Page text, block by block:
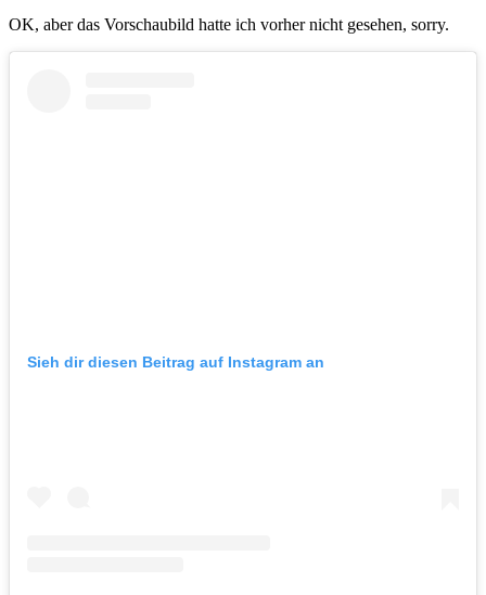
OK, aber das Vorschaubild hatte ich vorher nicht gesehen, sorry.
Sieh dir diesen Beitrag auf Instagram an